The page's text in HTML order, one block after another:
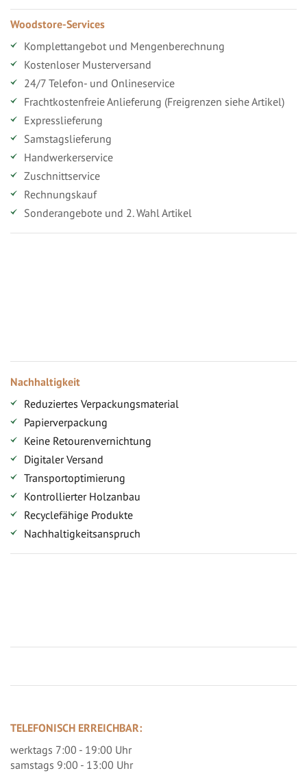
Woodstore-Services
Komplettangebot und Mengenberechnung
Kostenloser Musterversand
24/7 Telefon- und Onlineservice
Frachtkostenfreie Anlieferung (Freigrenzen siehe Artikel)
Expresslieferung
Samstagslieferung
Handwerkerservice
Zuschnittservice
Rechnungskauf
Sonderangebote und 2. Wahl Artikel
Nachhaltigkeit
Reduziertes Verpackungsmaterial
Papierverpackung
Keine Retourenvernichtung
Digitaler Versand
Transportoptimierung
Kontrollierter Holzanbau
Recyclefähige Produkte
Nachhaltigkeitsanspruch
TELEFONISCH ERREICHBAR:
werktags 7:00 - 19:00 Uhr
samstags 9:00 - 13:00 Uhr